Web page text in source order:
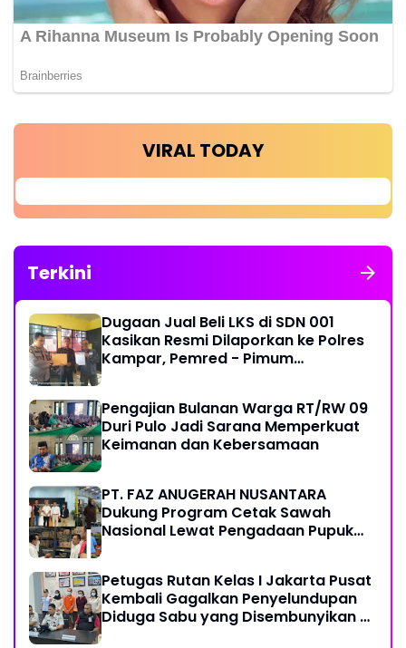
VIRAL TODAY
Terkini
Dugaan Jual Beli LKS di SDN 001
Kasikan Resmi Dilaporkan ke Polres
Kampar, Pemred - Pimum
Pengajian Bulanan Warga RT/RW 09
Duri Pulo Jadi Sarana Memperkuat
Keimanan dan Kebersamaan
PT. FAZ ANUGERAH NUSANTARA
Dukung Program Cetak Sawah
Nasional Lewat Pengadaan Pupuk
Petugas Rutan Kelas I Jakarta Pusat
Kembali Gagalkan Penyelundupan
Diduga Sabu yang Disembunyikan di